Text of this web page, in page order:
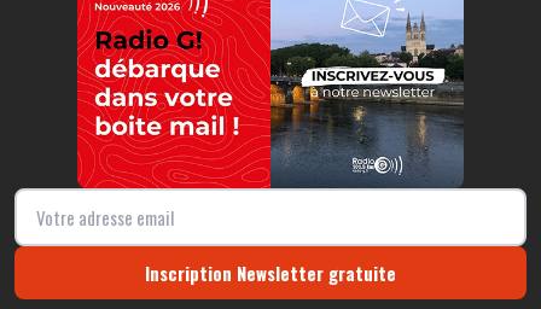
Inscription Newsletter gratuite